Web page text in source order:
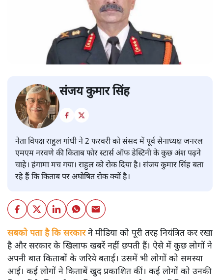
संजय कुमार सिंह
नेता विपक्ष राहुल गांधी ने 2 फरवरी को संसद में पूर्व सेनाध्यक्ष जनरल
एमएम नरवणे की किताब फोर स्टार्स ऑफ डेस्टिनी के कुछ अंश पढ़ने
चाहे। हंगामा मच गया। राहुल को रोक दिया है। संजय कुमार सिंह बता
रहे हैं कि किताब पर अघोषित रोक क्यों है।
सबको पता है कि सरकारने मीडिया को पूरी तरह नियंत्रित कर रखा
है और सरकार के खिलाफ खबरें नहीं छपती हैं। ऐसे में कुछ लोगों ने
अपनी बात किताबों के जरिये बताई। उसमें भी लोगों को समस्या
आई। कई लोगों ने किताबें खुद प्रकाशित कीं। कई लोगों को उनकी